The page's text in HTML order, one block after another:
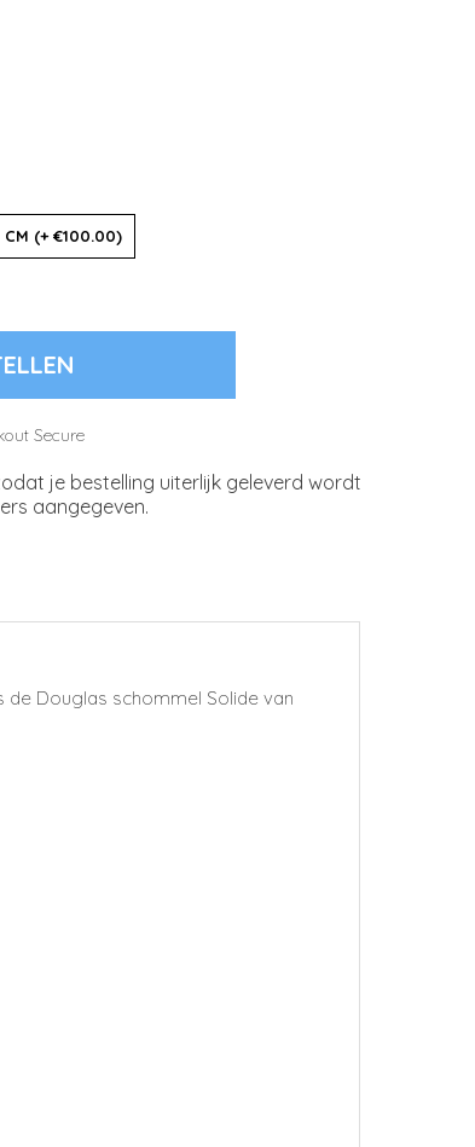
(+ €100.00)
je bestelling uiterlijk geleverd wordt
aangegeven.
de Douglas schommel Solide van